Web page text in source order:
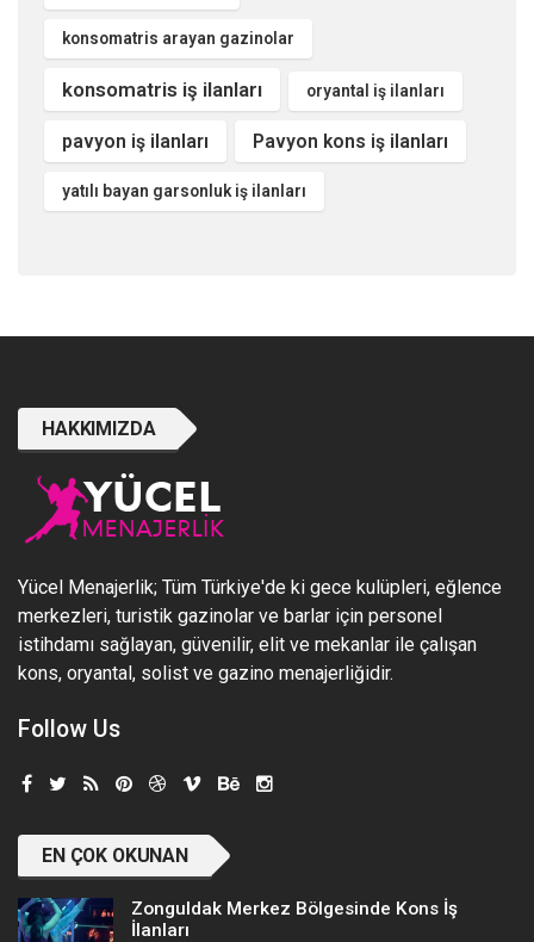
konsomatris arayan gazinolar
konsomatris iş ilanları oryantal iş ilanları
pavyon iş ilanları Pavyon kons iş ilanları
yatılı bayan garsonluk iş ilanları
HAKKIMIZDA
Yücel Menajerlik; Tüm Türkiye'de ki gece kulüpleri, eğlence
merkezleri, turistik gazinolar ve barlar için personel
istihdamı sağlayan, güvenilir, elit ve mekanlar ile çalışan
kons, oryantal, solist ve gazino menajerliğidir.
Follow Us
EN ÇOK OKUNAN
Zonguldak Merkez Bölgesinde Kons İş
İlanları